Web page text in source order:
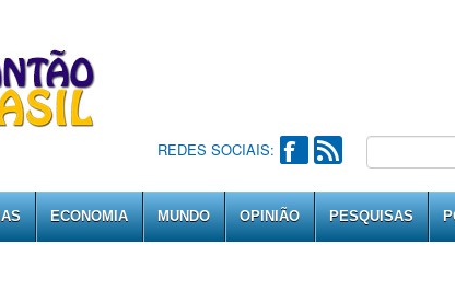
REDES SOCIAIS:
ECONOMIA MUNDO OPINIÃO PESQUISAS